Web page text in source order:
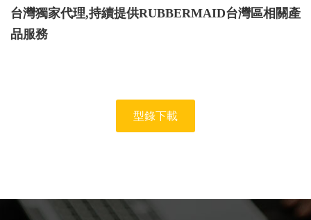
台灣獨家代理,持續提供RUBBERMAID台灣區相關產
品服務
型錄下載